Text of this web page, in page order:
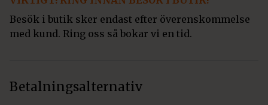
Besök i butik sker endast efter överenskommelse
med kund. Ring oss så bokar vi en tid.
Betalningsalternativ